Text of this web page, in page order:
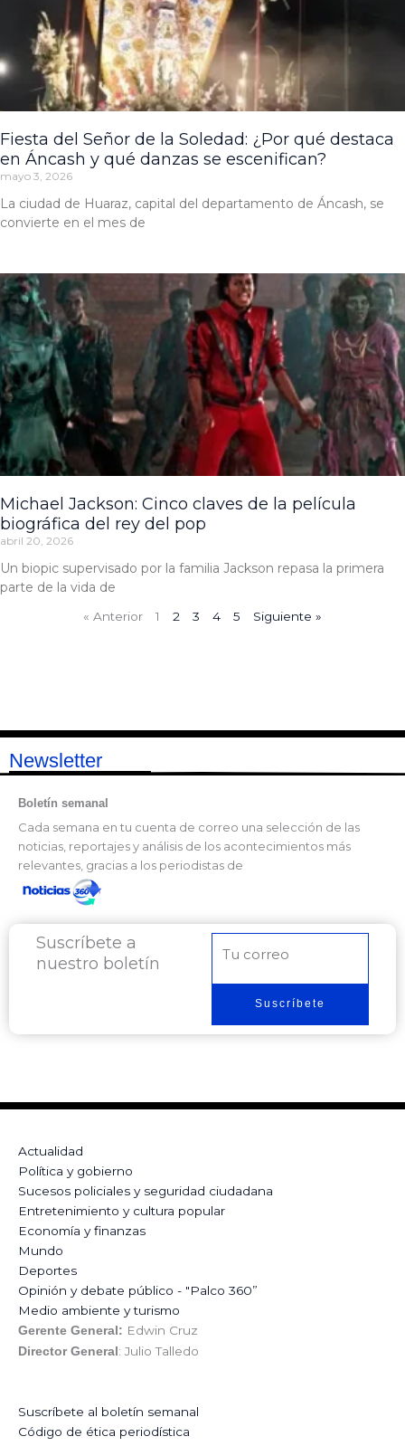
Fiesta del Señor de la Soledad: ¿Por qué destaca
en Áncash y qué danzas se escenifican?
mayo 3, 2026
La ciudad de Huaraz, capital del departamento de Áncash, se
convierte en el mes de
Michael Jackson: Cinco claves de la película
biográfica del rey del pop
abril 20, 2026
Un biopic supervisado por la familia Jackson repasa la primera
parte de la vida de
« Anterior 1 2 3 4 5 Siguiente »
Newsletter
Boletín semanal
Cada semana en tu cuenta de correo una selección de las
noticias, reportajes y análisis de los acontecimientos más
relevantes, gracias a los periodistas de
Suscríbete a
nuestro boletín
electrónico
Suscríbete
Actualidad
Política y gobierno
Sucesos policiales y seguridad ciudadana
Entretenimiento y cultura popular
Economía y finanzas
Mundo
Deportes
Opinión y debate público - "Palco 360”
Medio ambiente y turismo
Gerente General: Edwin Cruz
Director General : Julio Talledo
Suscríbete al boletín semanal
Código de ética periodística